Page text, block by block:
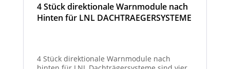
4 Stück direktionale Warnmodule nach
Hinten für LNL DACHTRAEGERSYSTEME
4 Stück direktionale Warnmodule nach